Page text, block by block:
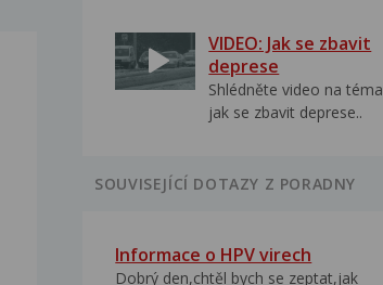
VIDEO: Jak se zbavit
deprese
Shlédněte video na téma
jak se zbavit deprese..
SOUVISEJÍCÍ DOTAZY Z PORADNY
Informace o HPV virech
Dobrý den,chtěl bych se zeptat,jak